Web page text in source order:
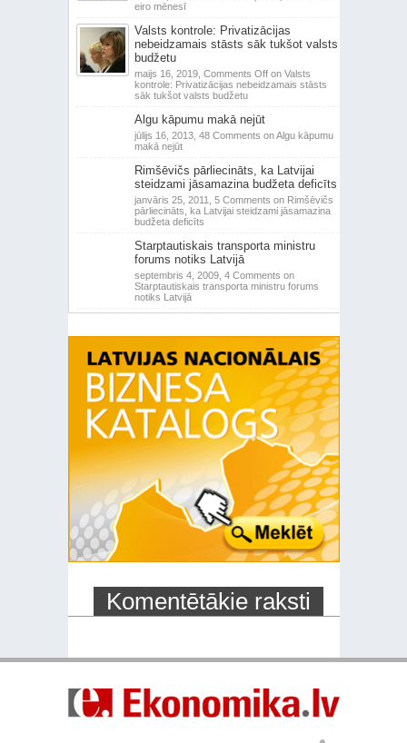
eiro mēnesī
Valsts kontrole: Privatizācijas
nebeidzamais stāsts sāk tukšot valsts
budžetu
maijs 16, 2019, Comments Offon Valsts
kontrole: Privatizācijas nebeidzamais stāsts
sāk tukšot valsts budžetu
Algu kāpumu makā nejūt
jūlijs 16, 2013, 48 Comments on Algu kāpumu
makā nejūt
Rimšēvičs pārliecināts, ka Latvijai
steidzami jāsamazina budžeta deficīts
janvāris 25, 2011, 5 Comments on Rimšēvičs
pārliecināts, ka Latvijai steidzami jāsamazina
budžeta deficīts
Starptautiskais transporta ministru
forums notiks Latvijā
septembris 4, 2009, 4 Comments on
Starptautiskais transporta ministru forums
notiks Latvijā
Komentētākie raksti